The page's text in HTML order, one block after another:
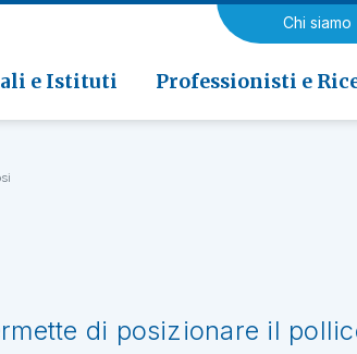
Chi siamo
e Istituti Professionisti e
Medicina riabilitativa
Neurologia e
EOC, Novaggio
di posizionare il